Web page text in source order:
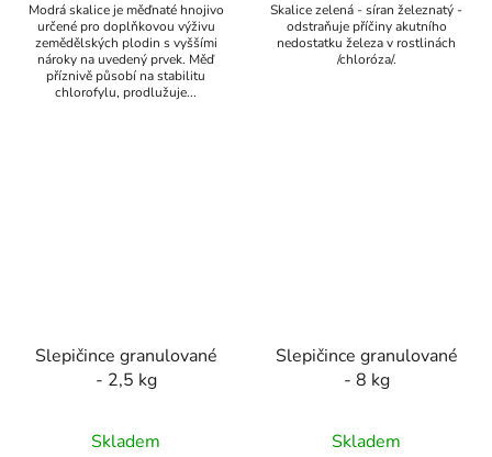
Modrá skalice je měďnaté hnojivo
určené pro doplňkovou výživu
zemědělských plodin s vyššími
nároky na uvedený prvek. Měď
příznivě působí na stabilitu
chlorofylu, prodlužuje...
Skalice zelená - síran železnatý -
odstraňuje příčiny akutního
nedostatku železa v rostlinách
/chloróza/.
Slepičince granulované
- 2,5 kg
Skladem
Slepičince granulované
- 8 kg
Skladem